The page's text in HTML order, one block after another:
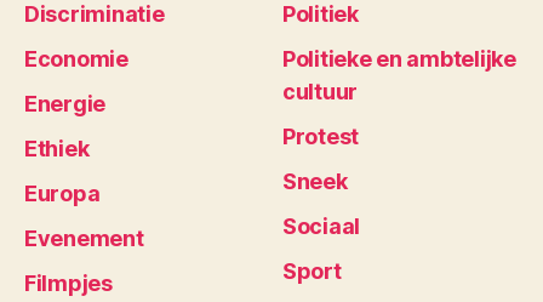
Discriminatie
Economie
Energie
Ethiek
Europa
Evenement
Filmpjes
Politiek
Politieke en ambtelijke
cultuur
Protest
Sneek
Sociaal
Sport